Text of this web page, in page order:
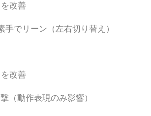
改善
手でリーン（左右切り替え）
改善
（動作表現のみ影響）